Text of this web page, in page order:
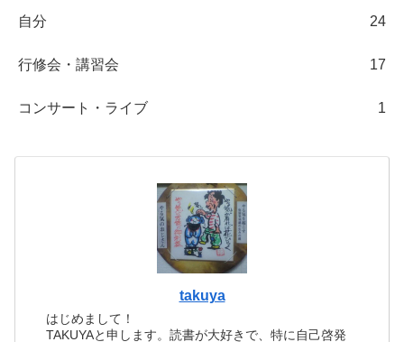
自分 24
行修会・講習会 17
コンサート・ライブ 1
takuya
はじめまして！
TAKUYAと申します。読書が大好きで、特に自己啓発